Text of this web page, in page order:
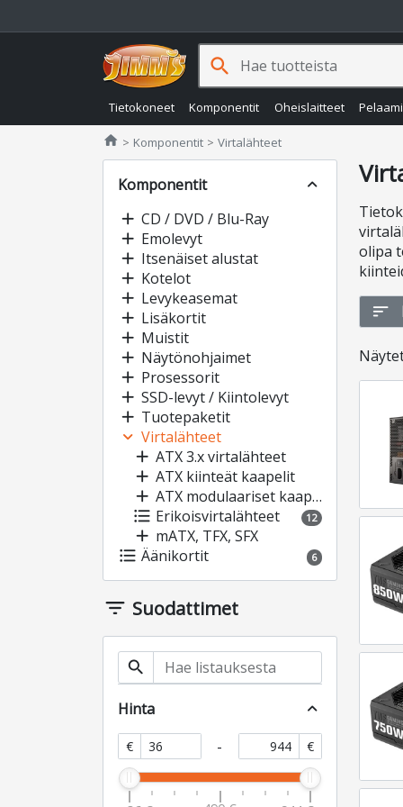
Tietokoneet Komponentit Oheislaitteet
search
home Jimms.fi
Komponentit Virtalähteet
Komponentit
expand_less
add CD / DVD / Blu-Ray
add Emolevyt
add Itsenäiset alustat
add Kotelot
add Levykeasemat
add Lisäkortit
add Muistit
add Näytönohjaimet
add Prosessorit
add SSD-levyt / Kiintolevyt
add Tuotepaketit
expand_more Virtalähteet
add ATX 3.x virtalähteet
add ATX kiinteät kaapelit
add ATX modulaariset kaapelit
format_list_bulleted Erikoisvirtalähteet 12
add mATX, TFX, SFX
format_list_bulleted Äänikortit 6
filter_list Suodattimet
search
Hinta expand_less
€ - €
olipa
sort